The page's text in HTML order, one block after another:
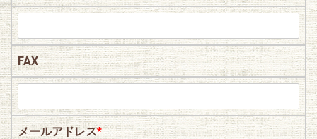
FAX
メールアドレス*